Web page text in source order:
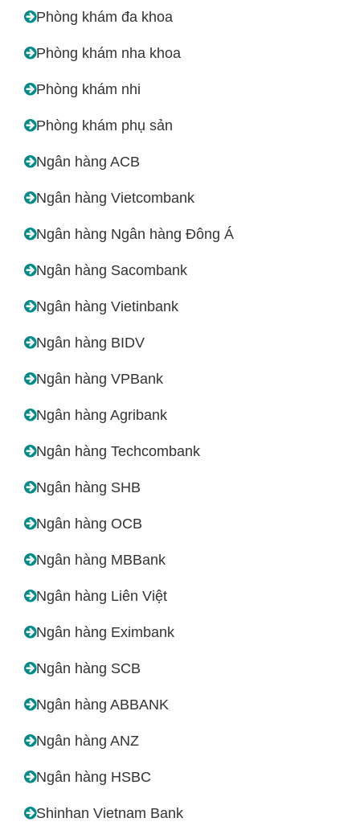
Phòng khám đa khoa
Phòng khám nha khoa
Phòng khám nhi
Phòng khám phụ sản
Ngân hàng ACB
Ngân hàng Vietcombank
Ngân hàng Ngân hàng Đông Á
Ngân hàng Sacombank
Ngân hàng Vietinbank
Ngân hàng BIDV
Ngân hàng VPBank
Ngân hàng Agribank
Ngân hàng Techcombank
Ngân hàng SHB
Ngân hàng OCB
Ngân hàng MBBank
Ngân hàng Liên Việt
Ngân hàng Eximbank
Ngân hàng SCB
Ngân hàng ABBANK
Ngân hàng ANZ
Ngân hàng HSBC
Shinhan Vietnam Bank